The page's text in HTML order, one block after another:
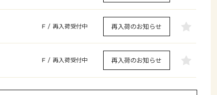
F / 再入荷受付中 再入荷のお知らせ
F / 再入荷受付中 再入荷のお知らせ